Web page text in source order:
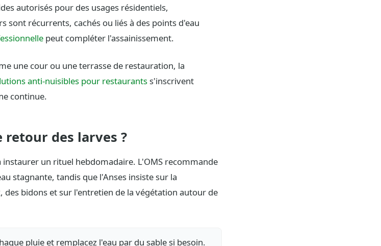
autorisés pour des usages résidentiels,
sont récurrents, cachés ou liés à des points d'eau
peut compléter l'assainissement.
une cour ou une terrasse de restauration, la
anti-nuisibles pour restaurants s'inscrivent
continue.
retour des larves ?
un rituel hebdomadaire. L'OMS recommande
stagnante, tandis que l'Anses insiste sur la
des bidons et sur l'entretien de la végétation autour de
pluie et remplacez l'eau par du sable si besoin.